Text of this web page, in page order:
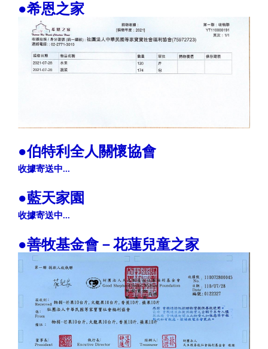
●希恩之家
●伯特利全人關懷協會
收據寄送中...
●藍天家園
收據寄送中...
●善牧基金會－花蓮兒童之家